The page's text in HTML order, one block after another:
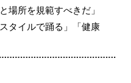
場所を規範すべきだ」
タイルで踊る」「健康